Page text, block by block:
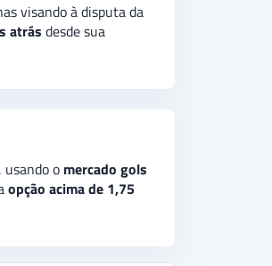
visando à disputa da
atrás desde sua
usando o mercado gols
opção acima de 1,75